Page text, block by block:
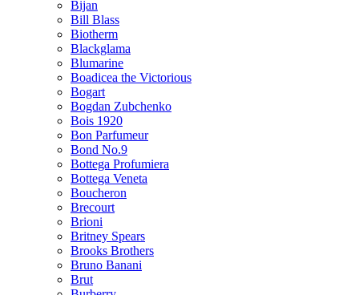
Bijan
Bill Blass
Biotherm
Blackglama
Blumarine
Boadicea the Victorious
Bogart
Bogdan Zubchenko
Bois 1920
Bon Parfumeur
Bond No.9
Bottega Profumiera
Bottega Veneta
Boucheron
Brecourt
Brioni
Britney Spears
Brooks Brothers
Bruno Banani
Brut